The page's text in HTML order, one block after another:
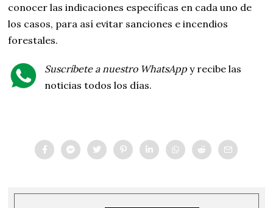
conocer las indicaciones específicas en cada uno de
los casos, para así evitar sanciones e incendios
forestales.
Suscríbete a nuestro WhatsApp y recibe las
noticias todos los días.